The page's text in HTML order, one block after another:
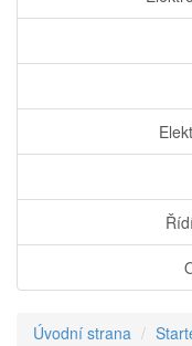
Úvodní strana